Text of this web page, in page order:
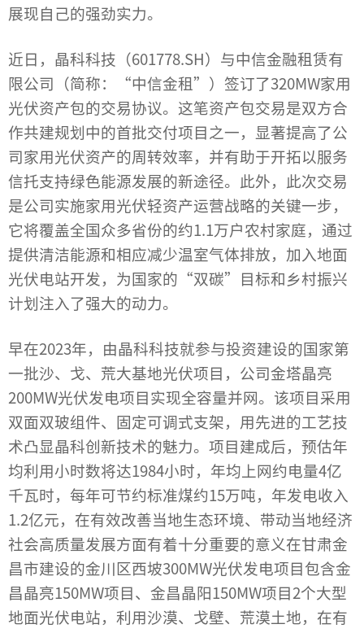
展现自己的强劲实力。
近日，晶科科技（601778.SH）与中信金融租赁有
限公司（简称：“中信金租”）签订了320MW家用
光伏资产包的交易协议。这笔资产包交易是双方合
作共建规划中的首批交付项目之一，显著提高了公
司家用光伏资产的周转效率，并有助于开拓以服务
信托支持绿色能源发展的新途径。此外，此次交易
是公司实施家用光伏轻资产运营战略的关键一步，
它将覆盖全国众多省份的约1.1万户农村家庭，通过
提供清洁能源和相应减少温室气体排放，加入地面
光伏电站开发，为国家的“双碳”目标和乡村振兴
计划注入了强大的动力。
早在2023年，由晶科科技就参与投资建设的国家第
一批沙、戈、荒大基地光伏项目，公司金塔晶亮
200MW光伏发电项目实现全容量并网。该项目采用
双面双玻组件、固定可调式支架，用先进的工艺技
术凸显晶科创新技术的魅力。项目建成后，预估年
均利用小时数将达1984小时，年均上网约电量4亿
千瓦时，每年可节约标准煤约15万吨，年发电收入
1.2亿元，在有效改善当地生态环境、带动当地经济
社会高质量发展方面有着十分重要的意义在甘肃金
昌市建设的金川区西坡300MW光伏发电项目包含金
昌晶亮150MW项目、金昌晶阳150MW项目2个大型
地面光伏电站，利用沙漠、戈壁、荒漠土地，在有